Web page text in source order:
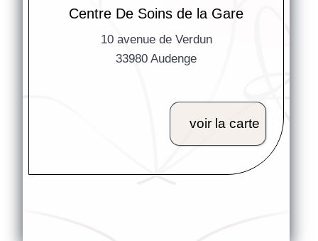
Centre De Soins de la Gare
10 avenue de Verdun
33980 Audenge
voir la carte